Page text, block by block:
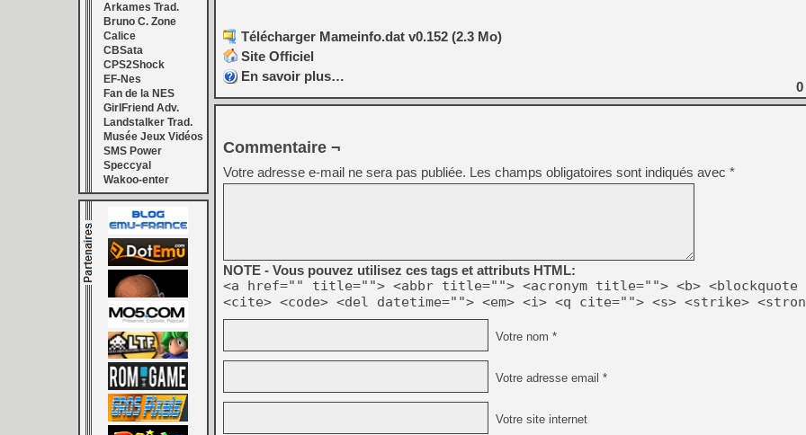
[GK] Agenda - GeForce
[LS] [PS5] ps5-y2jb-
[GK] Pourquoi Marvel
[GK] Test : Restory : Chill
[GK] GTA 6 : Rockstar
[GK] Hot Wheels Infinite
[GK] Mémoire cash -
[GK] Résultats Nintendo :
[GK] Déjà des
[Mo5] Brickboy cherche à
[GK] Minecraft et ses «
[GK] Beast of
[GK] Ubisoft : fin de partie
[GK] Mémoire cash -
[GK] Dan Houser (GTA)
[GK] Comment EA Sports
[GK] Crimson Moon : un
[GK] Isle of Reveries : le
[GK] Moonlighter 2 : The
[GK] Capcom relance
Arkames Trad.
Bruno C. Zone
Calice
CBSata
CPS2Shock
EF-Nes
Fan de la NES
GirlFriend Adv.
Landstalker Trad.
Musée Jeux Vidéos
SMS Power
Speccyal
Wakoo-enter
Télécharger Mameinfo.dat v0.152 (2.3 Mo)
Site Officiel
En savoir plus…
0
Commentaire ¬
Votre adresse e-mail ne sera pas publiée. Les champs obligatoires sont indiqués avec *
NOTE - Vous pouvez utilisez ces tags et attributs HTML:
<a href="" title=""> <abbr title=""> <acronym title=""> <b> <blockquote
<cite> <code> <del datetime=""> <em> <i> <q cite=""> <s> <strike>
Votre nom *
Votre adresse email *
Votre site internet